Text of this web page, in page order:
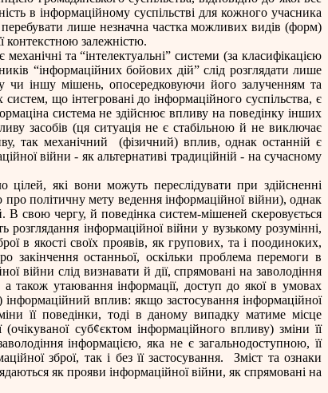
в інформаційному суспільстві для кожного учасника
перебувати лише незначна частка можливих видів (форм)
контекстною залежністю.
та “інтелектуальні” системи (за класифікацією
“інформаційних бойових дій” слід розглядати лише
чи іншу мішень, опосередковуючи його залученням та
що інтегровані до інформаційного суспільства, є
система не здійснює впливу на поведінку інших
засобів (ця ситуація не є стабільною й не виключає
так механічний
(фізичний) вплив, однак останній є
війни - як альтернативі традиційній - на сучасному
які вони можуть переслідувати при здійсненні
політичну мету ведення інформаційної війни), однак
В свою чергу, й поведінка систем-мішеней скеровується
інформаційної війни у вузькому розумінні,
в якості своїх проявів, як групових, та і поодиноких,
останньої, оскільки проблема перемоги в
війни слід визнавати й дії, спрямовані на заволодіння
також утаювання інформації, доступ до якої в умовах
вплив: якщо застосування інформаційної
її поведінки, тоді в даному випадку матиме місце
суб¢єктом інформаційного впливу) зміни її
інформацією, яка не є загальнодоступною, її
зброї, так і без її застосування.
Зміст та ознаки
як прояви інформаційної війни, як спрямовані на